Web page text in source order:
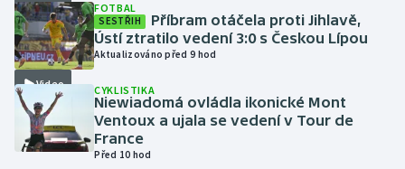
Lyže a snowboard
Moderní pětiboj
Motorsport
Olympijské hry
Video
FOTBAL
SESTŘIH
Příbram otáčela proti Jihlavě,
Ústí ztratilo vedení 3:0 s Českou Lípou
Aktualizováno před 9 hod
CYKLISTIKA
Niewiadomá ovládla ikonické Mont
Ventoux a ujala se vedení v Tour de
France
Před 10 hod